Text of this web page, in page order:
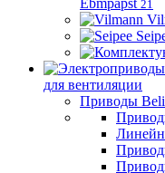
Ebmpapst 21
для вентиляции
Приводы